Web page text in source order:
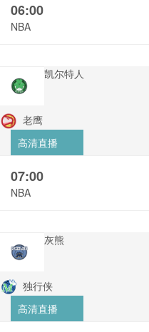
06:00
NBA
凯尔特人
老鹰
高清直播
07:00
NBA
灰熊
独行侠
高清直播